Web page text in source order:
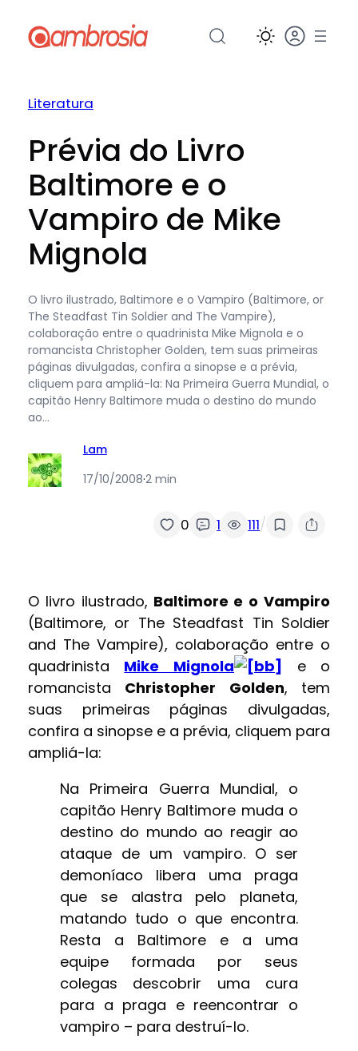
para
Literatura
Prévia do Livro
Baltimore e o
Vampiro de Mike
Mignola
O livro ilustrado, Baltimore e o Vampiro (Baltimore, or
The Steadfast Tin Soldier and The Vampire),
colaboração entre o quadrinista Mike Mignola e o
romancista Christopher Golden, tem suas primeiras
páginas divulgadas, confira a sinopse e a prévia,
cliquem para ampliá-la: Na Primeira Guerra Mundial, o
capitão Henry Baltimore muda o destino do mundo
ao…
Lam
17/10/2008·2 min
0 1 111/
O livro ilustrado, Baltimore e o Vampiro
(Baltimore, or The Steadfast Tin Soldier
and The Vampire), colaboração entre o
quadrinista Mike Mignola
e o
romancista Christopher Golden, tem
suas primeiras páginas divulgadas,
confira a sinopse e a prévia, cliquem para
ampliá-la:
Na Primeira Guerra Mundial, o
capitão Henry Baltimore muda o
destino do mundo ao reagir ao
ataque de um vampiro. O ser
demoníaco libera uma praga
que se alastra pelo planeta,
matando tudo o que encontra.
Resta a Baltimore e a uma
equipe formada por seus
colegas descobrir uma cura
para a praga e reencontrar o
vampiro – para destruí-lo.